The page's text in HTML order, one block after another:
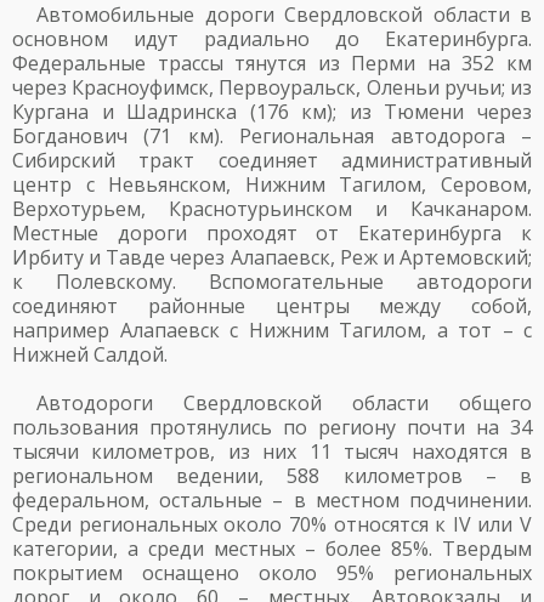
Автомобильные дороги Свердловской области в
основном идут радиально до Екатеринбурга.
Федеральные трассы тянутся из Перми на 352 км
через Красноуфимск, Первоуральск, Оленьи ручьи; из
Кургана и Шадринска (176 км); из Тюмени через
Богданович (71 км). Региональная автодорога –
Сибирский тракт соединяет административный
центр с Невьянском, Нижним Тагилом, Серовом,
Верхотурьем, Краснотурьинском и Качканаром.
Местные дороги проходят от Екатеринбурга к
Ирбиту и Тавде через Алапаевск, Реж и Артемовский;
к Полевскому. Вспомогательные автодороги
соединяют районные центры между собой,
например Алапаевск с Нижним Тагилом, а тот – с
Нижней Салдой.
Автодороги Свердловской области общего
пользования протянулись по региону почти на 34
тысячи километров, из них 11 тысяч находятся в
региональном ведении, 588 километров – в
федеральном, остальные – в местном подчинении.
Среди региональных около 70% относятся к IV или V
категории, а среди местных – более 85%. Твердым
покрытием оснащено около 95% региональных